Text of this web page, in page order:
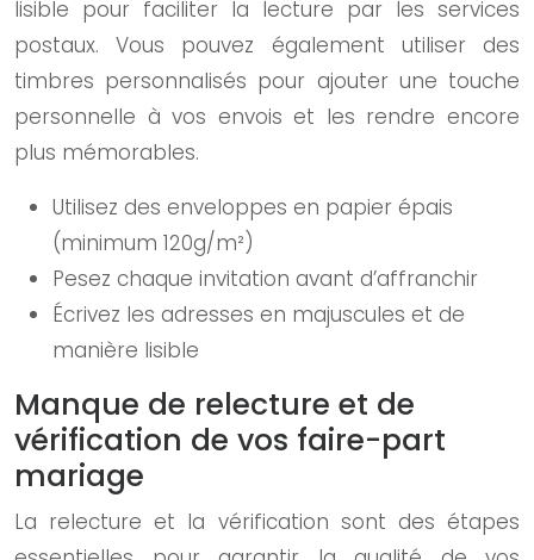
lisible pour faciliter la lecture par les services
postaux. Vous pouvez également utiliser des
timbres personnalisés pour ajouter une touche
personnelle à vos envois et les rendre encore
plus mémorables.
Utilisez des enveloppes en papier épais
(minimum 120g/m²)
Pesez chaque invitation avant d’affranchir
Écrivez les adresses en majuscules et de
manière lisible
Manque de relecture et de
vérification de vos faire-part
mariage
La relecture et la vérification sont des étapes